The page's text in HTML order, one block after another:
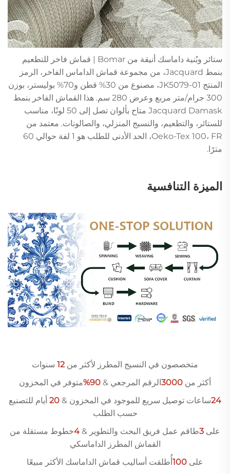
ستائر وبُنية داماسك أنيقة من Bomar | قماش فاخر للتطعيم
بنمط Jacquard، من مجموعة قماش الداماس الفاخر، الرمز
المنتج JK5079-01، مصنوع من 30% قطن و70% بوليستر، بوزن
300 جرام/متر مربع وعرض 280 سم. هذا القماش الفاخر بنمط
Jacquard Damask متاح بألوان تصل إلى 50 لونًا، مناسب
للستائر، والتطعيم، والنسيج المنزلي، والصالونات. معتمد من
Oeko-Tex 100، FR، الحد الأدنى للطلب هو 1 لفة حوالي 60
مترًا.
الميزة التنافسية
متخصصون في النسيج المطرز لأكثر من12 سنوات
أكثر من 3000الرقم المرجعي & 90%
متوفر في المخزون
24ساعات توصيل سريع للموجود في المخزون & 20 أيام للتصنيع
حسب الطلب
على 3طاقم عمل فريق البحث والتطوير & 4خطوط مستقلة من
القماش المطرز الداماسكي
على
100
أُطلقت أساليب قماش الداماسك الأكثر مبيعًا